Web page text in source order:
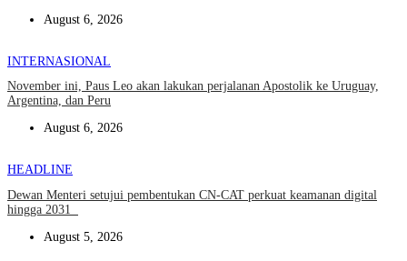
August 6, 2026
INTERNASIONAL
November ini, Paus Leo akan lakukan perjalanan Apostolik ke Uruguay,
Argentina, dan Peru
August 6, 2026
HEADLINE
Dewan Menteri setujui pembentukan CN-CAT perkuat keamanan digital
hingga 2031
August 5, 2026